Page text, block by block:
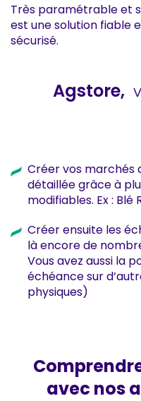
Très paramétrable et
est une solution fiable
sécurisé.
Agstore,
Créer vos marchés
détaillée grâce à
modifiables. Ex : Blé
Créer ensuite les
là encore de
Vous avez aussi la
échéance sur
physiques)
avec nos